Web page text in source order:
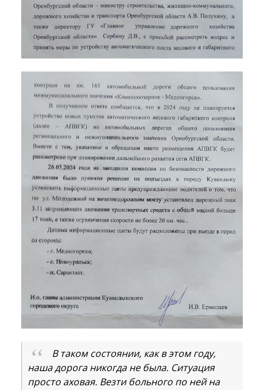
В таком состоянии, как в этом году,
наша дорога никогда не была. Ситуация
просто аховая. Везти больного по ней на